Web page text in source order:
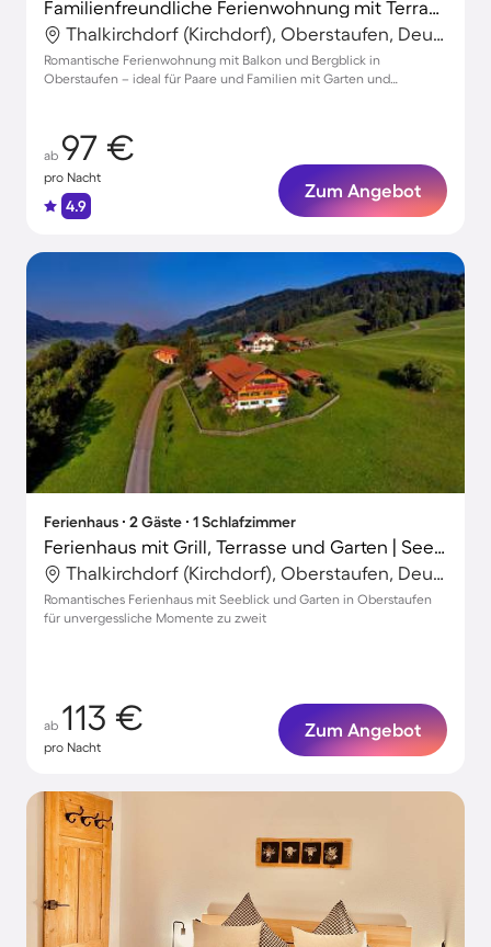
Familienfreundliche Ferienwohnung mit Terrasse und Garten | Bergblick
Thalkirchdorf (Kirchdorf), Oberstaufen, Deutschland
Romantische Ferienwohnung mit Balkon und Bergblick in
Oberstaufen – ideal für Paare und Familien mit Garten und
ab 97 €
pro Nacht
4.9
Zum Angebot
Ferienhaus ∙ 2 Gäste ∙ 1 Schlafzimmer
Ferienhaus mit Grill, Terrasse und Garten | Seeblick
Thalkirchdorf (Kirchdorf), Oberstaufen, Deutschland
Romantisches Ferienhaus mit Seeblick und Garten in Oberstaufen
für unvergessliche Momente zu zweit
ab 113 €
pro Nacht
Zum Angebot